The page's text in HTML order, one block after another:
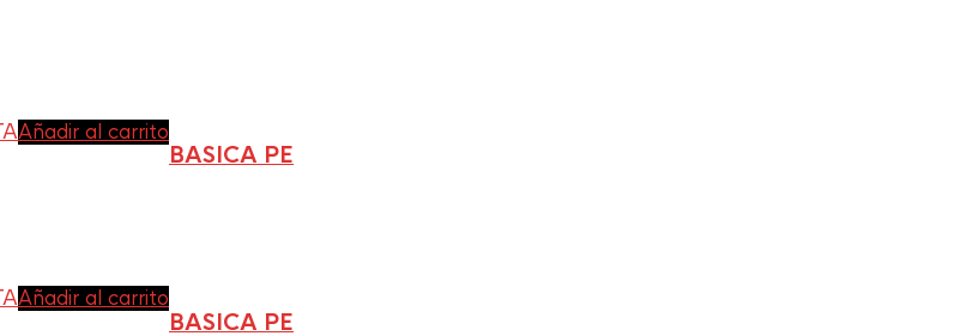
Añadir al carrito
BASICA PE
Añadir al carrito
BASICA PE